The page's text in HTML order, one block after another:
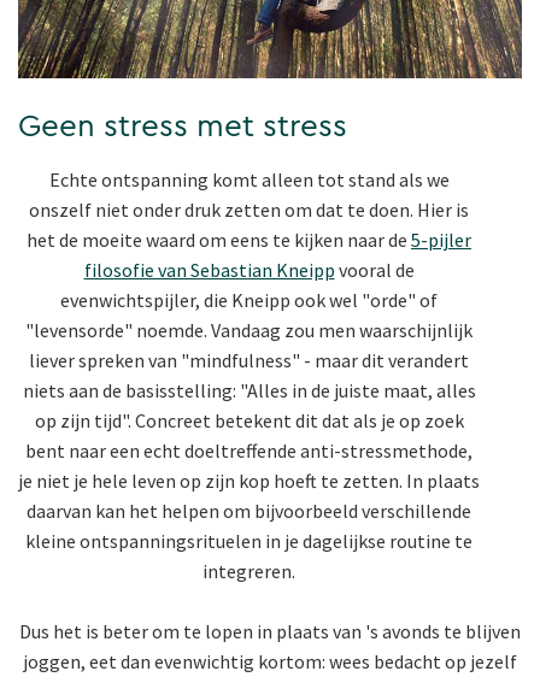
Geen stress met stress
Echte ontspanning komt alleen tot stand als we
onszelf niet onder druk zetten om dat te doen. Hier is
het de moeite waard om eens te kijken naar de 5-pijler
filosofie van Sebastian Kneipp vooral de
evenwichtspijler, die Kneipp ook wel "orde" of
"levensorde" noemde. Vandaag zou men waarschijnlijk
liever spreken van "mindfulness" - maar dit verandert
niets aan de basisstelling: "Alles in de juiste maat, alles
op zijn tijd". Concreet betekent dit dat als je op zoek
bent naar een echt doeltreffende anti-stressmethode,
je niet je hele leven op zijn kop hoeft te zetten. In plaats
daarvan kan het helpen om bijvoorbeeld verschillende
kleine ontspanningsrituelen in je dagelijkse routine te
integreren.
Dus het is beter om te lopen in plaats van 's avonds te blijven
joggen, eet dan evenwichtig kortom: wees bedacht op jezelf